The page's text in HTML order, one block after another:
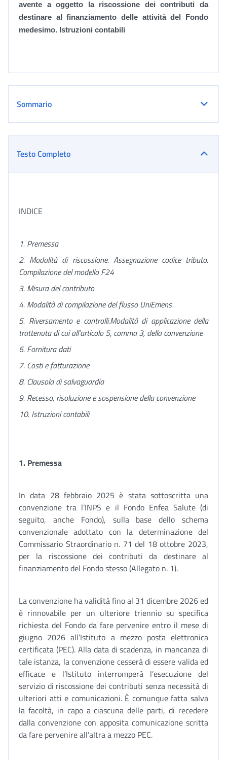
avente a oggetto la riscossione dei contributi da
destinare al finanziamento delle attività del Fondo
medesimo. Istruzioni contabili
Sommario
Testo Completo
INDICE
1. Premessa
2. Modalità di riscossione. Assegnazione codice tributo.
Compilazione del modello F24
3. Misura del contributo
4. Modalità di compilazione del flusso UniEmens
5. Riversamento e controlli.Modalità di applicazione della
trattenuta di cui all’articolo 5, comma 3, della convenzione
6. Fornitura dati
7. Costi e fatturazione
8. Clausola di salvaguardia
9. Recesso, risoluzione e sospensione dellaconvenzione
10. Istruzioni contabili
1. Premessa
In data 28 febbraio 2025 è stata sottoscritta una
convenzione tra l’INPS e il Fondo Enfea Salute (di
seguito, anche Fondo), sulla base dello schema
convenzionale adottato con la determinazione del
Commissario Straordinario n. 71 del 18 ottobre 2023,
per la riscossione dei contributi da destinare al
finanziamento del Fondo stesso (Allegato n. 1).
La convenzione ha validità fino al 31 dicembre 2026 ed
è rinnovabile per un ulteriore triennio su specifica
richiesta del Fondo da fare pervenire entro il mese di
giugno 2026 all’Istituto a mezzo posta elettronica
certificata (PEC). Alla data di scadenza, in mancanza di
tale istanza, la convenzione cesserà di essere valida ed
efficace e l’Istituto interromperà l’esecuzione del
servizio di riscossione dei contributi senza necessità di
ulteriori atti e comunicazioni. È comunque fatta salva
la facoltà, in capo a ciascuna delle parti, di recedere
dalla convenzione con apposita comunicazione scritta
da fare pervenire all’altra a mezzo PEC.